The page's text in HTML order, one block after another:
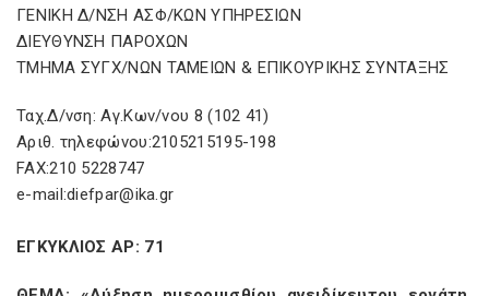
ΓΕΝΙΚΗ Δ/ΝΣΗ ΑΣΦ/ΚΩΝ ΥΠΗΡΕΣΙΩΝ
ΔΙΕΥΘΥΝΣΗ ΠΑΡΟΧΩΝ
ΤΜΗΜΑ ΣΥΓΧ/ΝΩΝ ΤΑΜΕΙΩΝ & ΕΠΙΚΟΥΡΙΚΗΣ ΣΥΝΤΑΞΗΣ
Ταχ.Δ/νση: Αγ.Κων/νου 8 (102 41)
Αριθ. τηλεφώνου:2105215195-198
FAX:210 5228747
e-mail:diefpar@ika.gr
ΕΓΚΥΚΛΙΟΣ ΑΡ: 71